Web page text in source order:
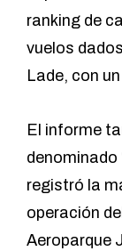
ranking de
vuelos
Lade, con
El informe
denominado
registró la
operación
Aeroparque